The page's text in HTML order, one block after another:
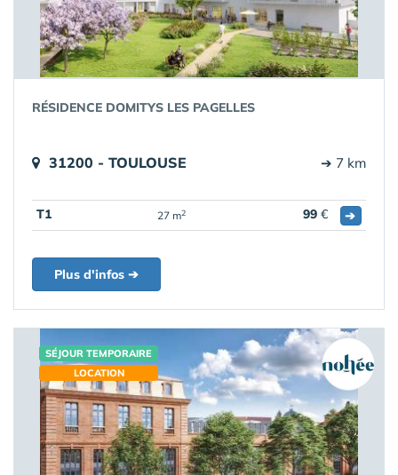
RÉSIDENCE DOMITYS LES PAGELLES
31200 - TOULOUSE ➔ 7 km
T1 27 m2 99 € ➔
Plus d'infos ➔
SÉJOUR TEMPORAIRE
LOCATION